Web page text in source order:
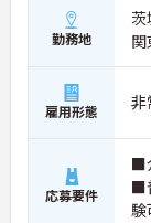
勤務地
茨
雇用形態 非
応募要件
■
■
験